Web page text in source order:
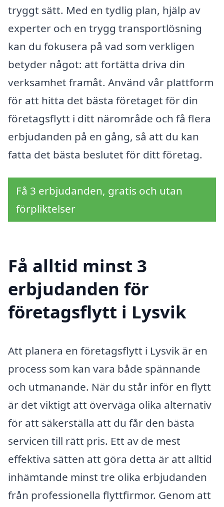
tryggt sätt. Med en tydlig plan, hjälp av
experter och en trygg transportlösning
kan du fokusera på vad som verkligen
betyder något: att fortätta driva din
verksamhet framåt. Använd vår plattform
för att hitta det bästa företaget för din
företagsflytt i ditt närområde och få flera
erbjudanden på en gång, så att du kan
fatta det bästa beslutet för ditt företag.
Få 3 erbjudanden, gratis och utan
förpliktelser
Få alltid minst 3
erbjudanden för
företagsflytt i Lysvik
Att planera en företagsflytt i Lysvik är en
process som kan vara både spännande
och utmanande. När du står inför en flytt
är det viktigt att överväga olika alternativ
för att säkerställa att du får den bästa
servicen till rätt pris. Ett av de mest
effektiva sätten att göra detta är att alltid
inhämtande minst tre olika erbjudanden
från professionella flyttfirmor. Genom att